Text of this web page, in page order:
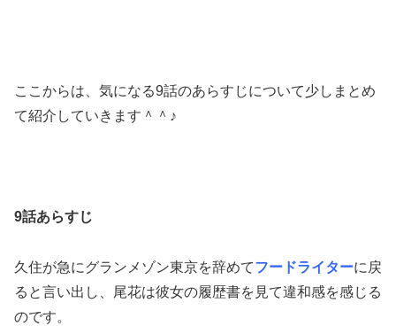
ここからは、気になる9話のあらすじについて少しまとめ
て紹介していきます＾＾♪
9話あらすじ
久住が急にグランメゾン東京を辞めてフードライターに戻
ると言い出し、尾花は彼女の履歴書を見て違和感を感じる
のです。